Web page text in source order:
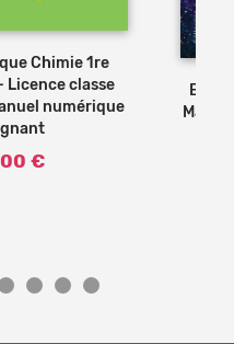
Chimie 1re
Licence classe
numérique
€